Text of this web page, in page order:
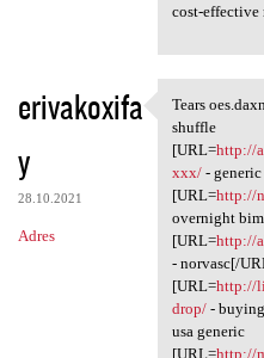
cost-effective
erivakoxifa
y
28.10.2021
Adres
Tears
Tears
shuffle
[URL=http://
xxx/- generic
[URL=http://
overnight
[URL=http://
- norvasc[/
[URL=http://
drop/- buying
usa generic
[URL=http://